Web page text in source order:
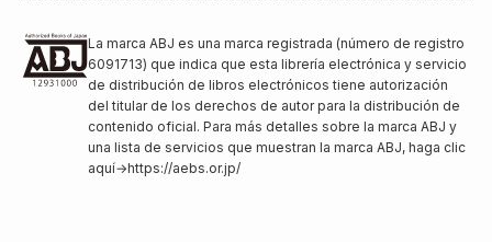
La marca ABJ es una marca registrada (número de registro
6091713) que indica que esta librería electrónica y servicio
de distribución de libros electrónicos tiene autorización
del titular de los derechos de autor para la distribución de
contenido oficial. Para más detalles sobre la marca ABJ y
una lista de servicios que muestran la marca ABJ, haga clic
aquí→https://aebs.or.jp/